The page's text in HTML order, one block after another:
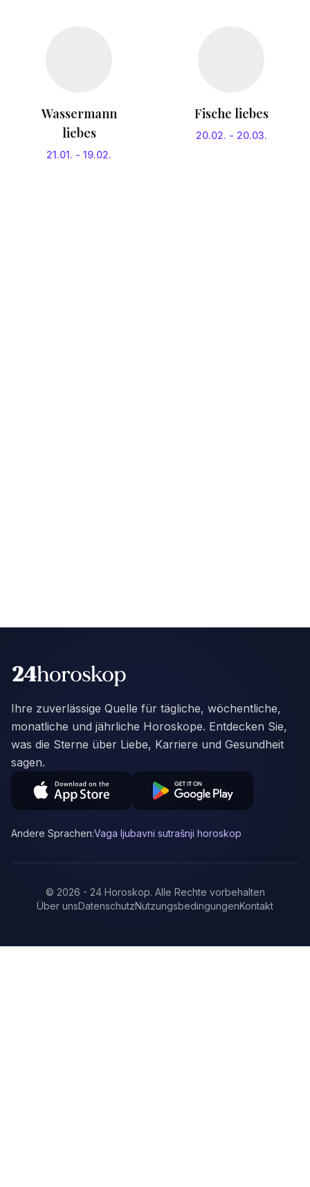
Wassermann
liebes
21.01. - 19.02.
Fische liebes
20.02. - 20.03.
Ihre zuverlässige Quelle für tägliche, wöchentliche,
monatliche und jährliche Horoskope. Entdecken Sie,
was die Sterne über Liebe, Karriere und Gesundheit
sagen.
Andere Sprachen:Vaga ljubavni sutrašnji horoskop
© 2026 - 24 Horoskop. Alle Rechte vorbehalten
Über unsDatenschutzNutzungsbedingungenKontakt